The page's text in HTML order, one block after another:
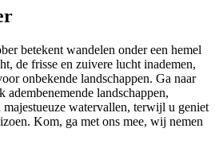
betekent wandelen onder een hemel
de frisse en zuivere lucht inademen,
onbekende landschappen. Ga naar
adembenemende landschappen,
watervallen, terwijl u geniet
Kom, ga met ons mee, wij nemen